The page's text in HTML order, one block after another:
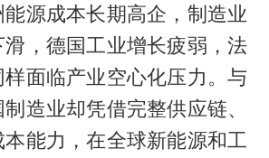
源成本长期高企，制造业
，德国工业增长疲弱，法
面临产业空心化压力。与
造业却凭借完整供应链、
能力，在全球新能源和工